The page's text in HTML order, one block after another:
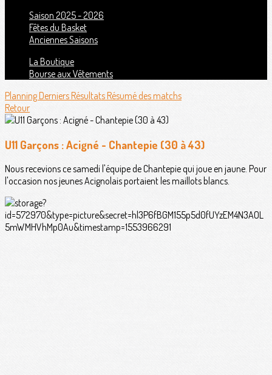
Saison 2025 - 2026
Fêtes du Basket
Anciennes Saisons
La Boutique
Bourse aux Vêtements
PlanningDerniers RésultatsRésumé des matchs
Retour
U11 Garçons : Acigné - Chantepie (30 à 43)
Nous recevions ce samedi l'équipe de Chantepie qui joue en jaune. Pour
l'occasion nos jeunes Acignolais portaient les maillots blancs.